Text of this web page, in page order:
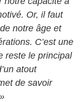
Or, il faut
notre âge et
C’est une
reste le principal
atout
de savoir